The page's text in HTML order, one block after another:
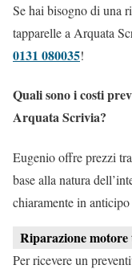
Se hai bisogno di una
tapparelle a Arquata
0131 080035!
Quali sono i costi
Arquata Scrivia?
Eugenio offre prezzi
base alla natura
chiaramente in
Riparazione
Per ricevere un